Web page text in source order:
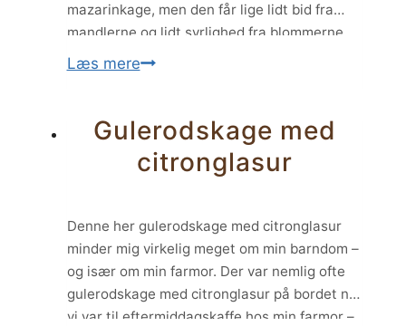
mazarinkage, men den får lige lidt bid fra
mandlerne og lidt syrlighed fra blommerne.
Blommekagen ser måske ikke ud af meget,
Læs mereBlommekage
og
marcipan
Gulerodskage med
citronglasur
Denne her gulerodskage med citronglasur
minder mig virkelig meget om min barndom –
og især om min farmor. Der var nemlig ofte
gulerodskage med citronglasur på bordet når
vi var til eftermiddagskaffe hos min farmor –